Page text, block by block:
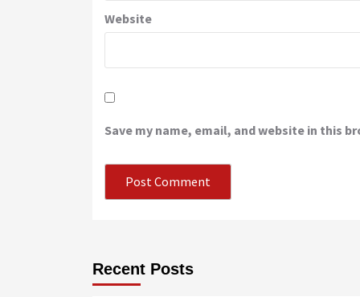
Website
Save my name, email, and website in this
Recent Posts